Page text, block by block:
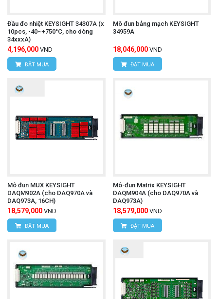
Đầu đo nhiệt KEYSIGHT 34307A (x
10pcs, -40~+750°C, cho dòng
34xxxA)
4,196,000 VND
ĐẶT MUA
Mô đun bảng mạch KEYSIGHT
34959A
18,046,000 VND
ĐẶT MUA
Mô đun MUX KEYSIGHT
DAQM902A (cho DAQ970A và
DAQ973A, 16CH)
18,579,000 VND
ĐẶT MUA
Mô-đun Matrix KEYSIGHT
DAQM904A (cho DAQ970A và
DAQ973A)
18,579,000 VND
ĐẶT MUA